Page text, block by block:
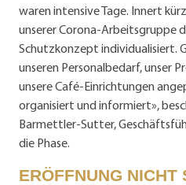
waren intensive Tage. Innert
unserer Corona-Arbeitsgruppe
Schutzkonzept individualisiert.
unseren Personalbedarf, unser
unsere Café-Einrichtungen
organisiert und informiert»,
Barmettler-Sutter,
die Phase.
ERÖFFNUNG NICHT